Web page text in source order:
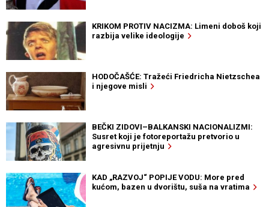
KRIKOM PROTIV NACIZMA: Limeni doboš koji
razbija velike ideologije
HODOČAŠĆE: Tražeći Friedricha Nietzschea
i njegove misli
BEČKI ZIDOVI–BALKANSKI NACIONALIZMI:
Susret koji je fotoreportažu pretvorio u
agresivnu prijetnju
KAD „RAZVOJ“ POPIJE VODU: More pred
kućom, bazen u dvorištu, suša na vratima